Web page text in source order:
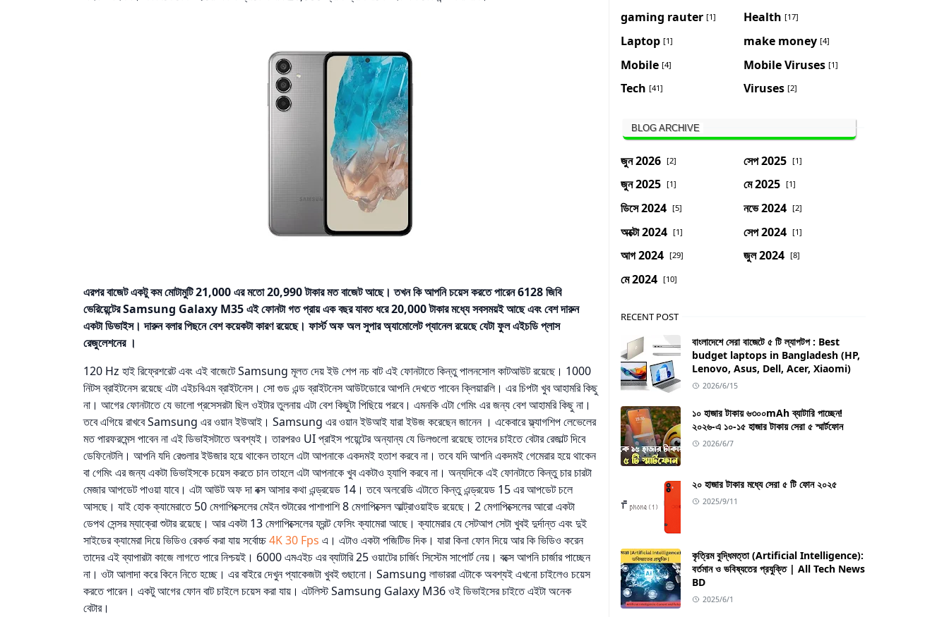
এরপর বাজেট একটু কম মোটামুটি 21,000 এর মতো 20,990 টাকার মত বাজেট আছে। তখন কি আপনি চয়েস করতে পারেন 6128 জিবি
ভেরিয়েন্টের Samsung Galaxy M35 এই ফোনটা গত প্রায় এক বছর যাবত ধরে 20,000 টাকার মধ্যে সবসময়ই আছে এবং বেশ দারুন
একটা ডিভাইস। দারুন বলার পিছনে বেশ কয়েকটা কারণ রয়েছে। ফার্স্ট অফ অল সুপার অ্যামোলেট প্যানেল রয়েছে যেটা ফুল এইচডি প্লাস
রেজুলেশনের ।
120 Hz হাই রিফ্রেশরেট এবং এই বাজেটে Samsung মূলত দেয় ইউ শেপ নচ বাট এই ফোনটাতে কিন্তু পালনসোল কাটআউট রয়েছে। 1000
নিটস ব্রাইটনেস রয়েছে এটা এইচবিএম ব্রাইটনেস। সো গুড এন্ড ব্রাইটনেস আউটডোরে আপনি দেখতে পাবেন ক্লিয়ারলি। এর চিপটা খুব আহামরি কিছু
না। আগের ফোনটাতে যে ভালো প্রসেসরটা ছিল ওইটার তুলনায় এটা বেশ কিছুটা পিছিয়ে পরবে। এমনকি এটা গেমিং এর জন্য বেশ আহামরি কিছু না।
তবে এগিয়ে রাখবে Samsung এর ওয়ান ইউআই। Samsung এর ওয়ান ইউআই যারা ইউজ করেছেন জানেন । একেবারে ফ্ল্যাগশিপ লেভেলের
মত পারফরমেন্স পাবেন না এই ডিভাইসটাতে অবশ্যই। তারপরও UI প্রাইস পয়েন্টের অন্যান্য যে ডিলগুলো রয়েছে তাদের চাইতে বেটার রেজাল্ট দিবে
ডেফিনেটলি। আপনি যদি রেগুলার ইউজার হয়ে থাকেন তাহলে এটা আপনাকে একদমই হতাশ করবে না। তবে যদি আপনি একদমই গেমেরার হয়ে থাকেন
বা গেমিং এর জন্য একটা ডিভাইসকে চয়েস করতে চান তাহলে এটা আপনাকে খুব একটাও হ্যাপি করবে না। অন্যদিকে এই ফোনটাতে কিন্তু চার চারটা
মেজার আপডেট পাওয়া যাবে। এটা আউট অফ দা বক্স আসার কথা এন্ড্রয়েড 14। তবে অলরেডি এটাতে কিন্তু এন্ড্রয়েড 15 এর আপডেট চলে
আসছে। যাই হোক ক্যামেরাতে 50 মেগাপিক্সেলের মেইন শুটারের পাশাপাশি 8 মেগাপিক্সেল আল্ট্রাওয়াইড রয়েছে। 2 মেগাপিক্সেলের আরো একটা
ডেপথ সেন্সর ম্যাক্রো শুটার রয়েছে। আর একটা 13 মেগাপিক্সেলের ফ্রন্ট ফেসিং ক্যামেরা আছে। ক্যামেরার যে সেটআপ সেটা খুবই দুর্দান্ত এবং দুই
সাইডের ক্যামেরা দিয়ে ভিডিও রেকর্ড করা যায় সর্বোচ্চ4K 30 Fps এ। এটাও একটা পজিটিভ দিক। যারা কিনা ফোন দিয়ে আর কি ভিডিও করেন
তাদের এই ব্যাপারটা কাজে লাগতে পারে নিশ্চয়ই। 6000 এমএইচ এর ব্যাটারি 25 ওয়াটের চার্জিং সিস্টেম সাপোর্ট নেয়। বক্সে আপনি চার্জার পাচ্ছেন
না। ওটা আলাদা করে কিনে নিতে হচ্ছে। এর বাইরে দেখুন প্যাকেজটা খুবই গুছানো। Samsung লাভাররা এটাকে অবশ্যই এখনো চাইলেও চয়েস
করতে পারেন। একটু আগের ফোন বাট চাইলে চয়েস করা যায়। এটলিস্ট Samsung Galaxy M36 ওই ডিভাইসের চাইতে এইটা অনেক
বেটার।
gaming rauter [1] Health [17]
Laptop [1] make money [4]
Mobile [4] Mobile Viruses [1]
Tech [41] Viruses [2]
BLOG ARCHIVE
জুন 2026 [2] সেপ 2025 [1]
জুন 2025 [1] মে 2025 [1]
ডিসে 2024 [5] নভে 2024 [2]
অক্টো 2024 [1] সেপ 2024 [1]
আগ 2024 [29] জুল 2024 [8]
মে 2024 [10]
RECENT POST
বাংলাদেশে সেরা বাজেটে ৫ টি ল্যাপটপ : Best
budget laptops in Bangladesh (HP,
Lenovo, Asus, Dell, Acer, Xiaomi)
2026/6/15
১০ হাজার টাকায় ৬৩০০mAh ব্যাটারি পাচ্ছেন!
২০২৬-এ ১০-১৫ হাজার টাকায় সেরা ৫ স্মার্টফোন
2026/6/7
২০ হাজার টাকার মধ্যে সেরা ৫ টি ফোন ২০২৫
2025/9/11
কৃত্রিম বুদ্ধিমত্তা (Artificial Intelligence):
বর্তমান ও ভবিষ্যতের প্রযুক্তি | All Tech News
BD
2025/6/1